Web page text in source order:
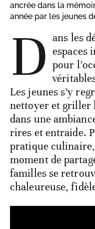
ancrée dans la
année par les jeunes
D ans les
espaces
pour
Les jeunes s’y
nettoyer et griller
dans une
rires et entraide.
pratique
moment de
familles se
chaleureuse,